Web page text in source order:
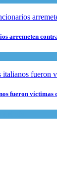
arremeten
fueron víctimas